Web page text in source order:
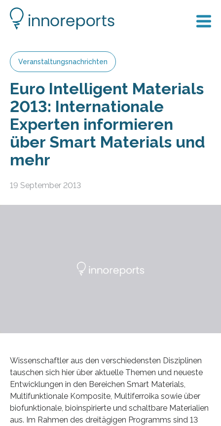
Veranstaltungsnachrichten
Euro Intelligent Materials
2013: Internationale
Experten informieren
über Smart Materials und
mehr
19 September 2013
Wissenschaftler aus den verschiedensten Disziplinen
tauschen sich hier über aktuelle Themen und neueste
Entwicklungen in den Bereichen Smart Materials,
Multifunktionale Komposite, Multiferroika sowie über
biofunktionale, bioinspirierte und schaltbare Materialien
aus. Im Rahmen des dreitägigen Programms sind 13